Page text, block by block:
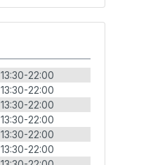
13:30-22:00
13:30-22:00
13:30-22:00
13:30-22:00
13:30-22:00
13:30-22:00